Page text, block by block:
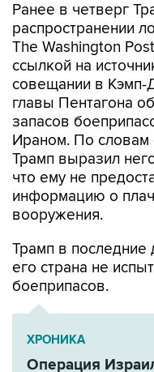
Ранее в четверг
распространении
The Washington
ссылкой на
совещании в Кэмп-
главы Пентагона
запасов
Ираном. По словам
Трамп выразил
что ему не
информацию о
вооружения.
Трамп в последние
его страна не
боеприпасов.
ХРОНИКА
Операция